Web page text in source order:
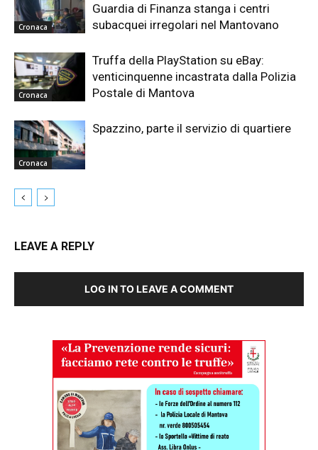
Cronaca
Guardia di Finanza stanga i centri
subacquei irregolari nel Mantovano
Cronaca
Truffa della PlayStation su eBay:
venticinquenne incastrata dalla Polizia
Postale di Mantova
Cronaca
Spazzino, parte il servizio di quartiere
LEAVE A REPLY
LOG IN TO LEAVE A COMMENT